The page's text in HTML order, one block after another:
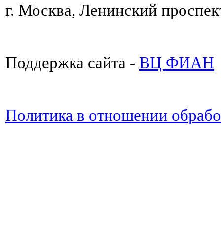
г. Москва, Ленинский
Поддержка сайта - ВЦ ФИАН
Политика в отношении